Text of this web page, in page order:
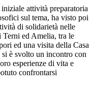
attività preparatoria
sul tema, ha visto poi
di solidarietà nelle
Terni ed Amelia, tra le
ed una visita della Casa
è svolto un incontro con
esperienze di vita e
confrontarsi